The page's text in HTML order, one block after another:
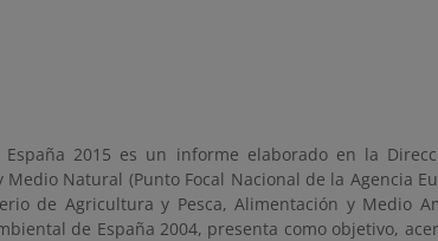
2015 es un informe elaborado en la
Medio Natural (Punto Focal Nacional de la Agencia
de Agricultura y Pesca, Alimentación y Medio
de España 2004, presenta como objetivo,